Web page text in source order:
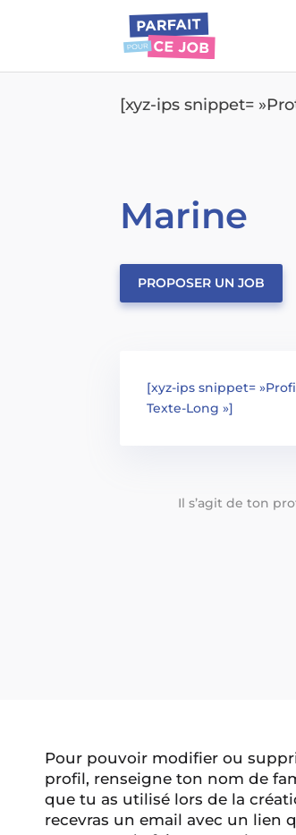
[xyz-ips snippet=
Marine
PROPOSER UN JOB
[xyz-ips snippet=
Texte-Long »]
Il s’agit de ton
Pour pouvoir modifier ou
profil, renseigne ton nom de
que tu as utilisé lors de la
recevras un email avec un lien